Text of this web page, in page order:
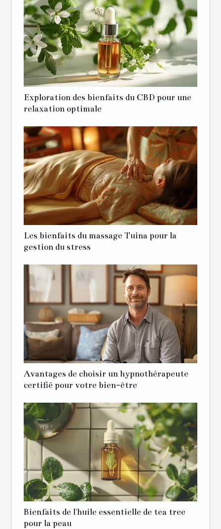
Exploration des bienfaits du CBD pour une
relaxation optimale
Les bienfaits du massage Tuina pour la
gestion du stress
Avantages de choisir un hypnothérapeute
certifié pour votre bien-être
Bienfaits de l'huile essentielle de tea tree
pour la peau